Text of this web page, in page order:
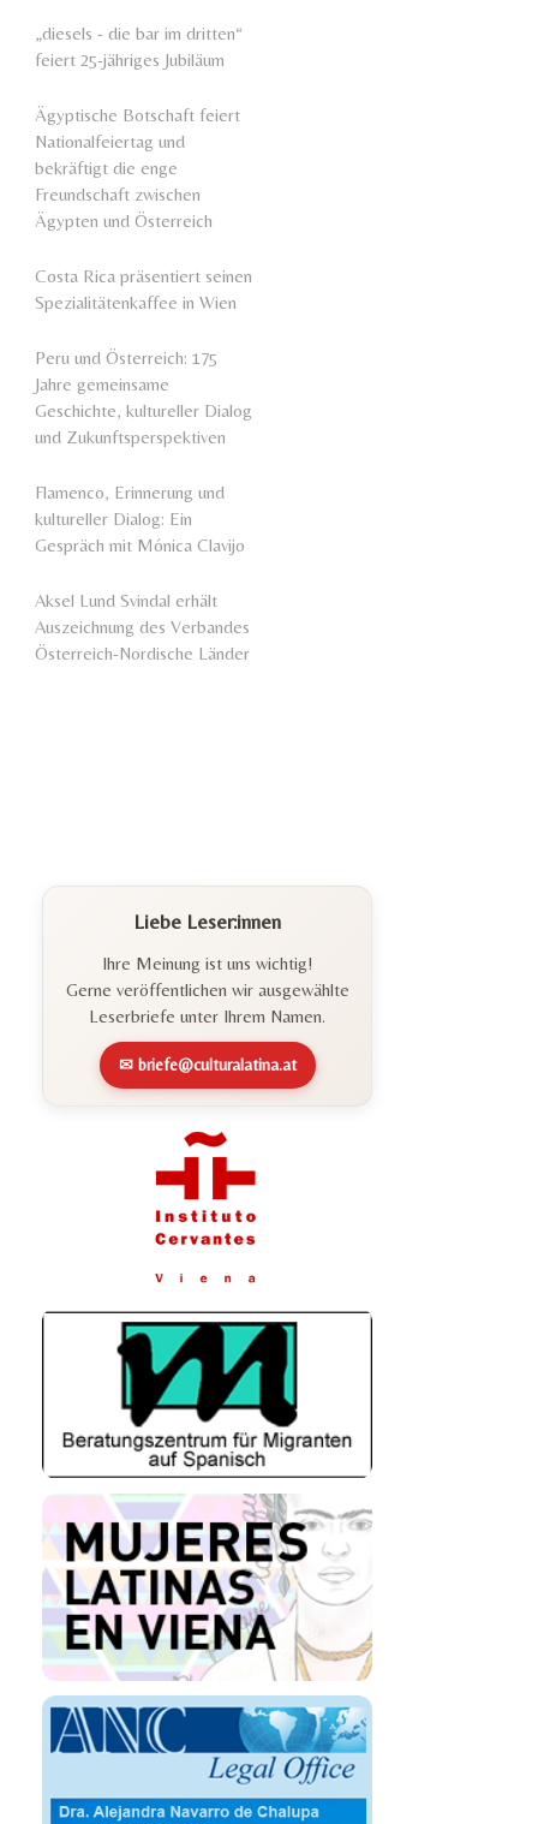
„diesels - die bar im dritten“
feiert 25-jähriges Jubiläum
Ägyptische Botschaft feiert
Nationalfeiertag und
bekräftigt die enge
Freundschaft zwischen
Ägypten und Österreich
Costa Rica präsentiert seinen
Spezialitätenkaffee in Wien
Peru und Österreich: 175
Jahre gemeinsame
Geschichte, kultureller Dialog
und Zukunftsperspektiven
Flamenco, Erinnerung und
kultureller Dialog: Ein
Gespräch mit Mónica Clavijo
Aksel Lund Svindal erhält
Auszeichnung des Verbandes
Österreich-Nordische Länder
Liebe Leser:innen
Ihre Meinung ist uns wichtig!
Gerne veröffentlichen wir ausgewählte
Leserbriefe unter Ihrem Namen.
✉ briefe@culturalatina.at